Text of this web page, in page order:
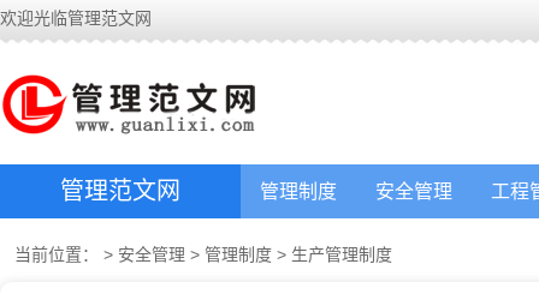
欢迎光临管理范文网
管理范文网 管理制度 安全管理 工程
当前位置： > 安全管理 > 管理制度 > 生产管理制度